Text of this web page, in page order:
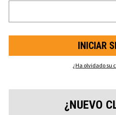
¿Ha olvidado su
¿NUEVO